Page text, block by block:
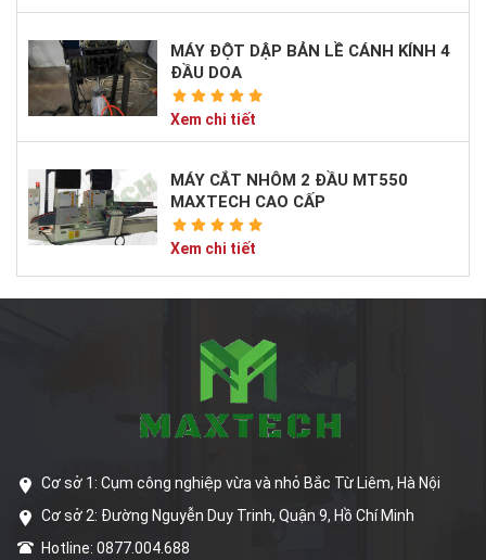
MÁY ĐỘT DẬP BẢN LỀ CÁNH KÍNH 4
ĐẦU DOA
Xem chi tiết
MÁY CẮT NHÔM 2 ĐẦU MT550
MAXTECH CAO CẤP
Xem chi tiết
Cơ sở 1: Cụm công nghiệp vừa và nhỏ Bắc Từ Liêm, Hà Nội
Cơ sở 2: Đường Nguyễn Duy Trinh, Quận 9, Hồ Chí Minh
Hotline: 0877.004.688